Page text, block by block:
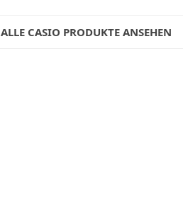
ALLE CASIO PRODUKTE ANSEHEN